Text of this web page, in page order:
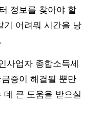
정보를 찾아야 할
기 어려워 시간을 낭
사업자 종합소득세
증이 해결될 뿐만
데 큰 도움을 받으실